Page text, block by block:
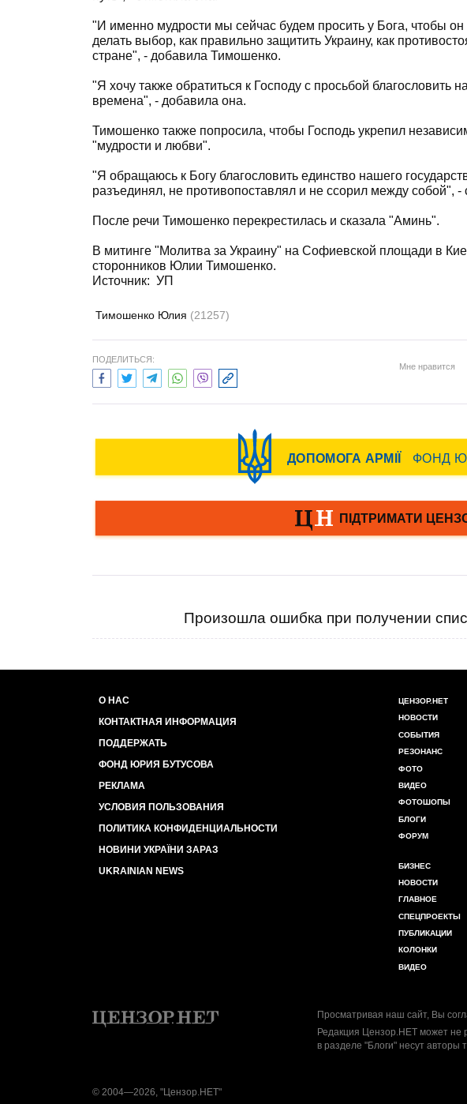
"И именно мудрости мы сейчас будем просить у Бога, чтобы
делать выбор, как правильно защитить Украину, как
стране", - добавила Тимошенко.
"Я хочу также обратиться к Господу с просьбой благословить
времена", - добавила она.
Тимошенко также попросила, чтобы Господь укрепил
"мудрости и любви".
"Я обращаюсь к Богу благословить единство нашего
разъединял, не противопоставлял и не ссорил между собой", -
После речи Тимошенко перекрестилась и сказала "Аминь".
В митинге "Молитва за Украину" на Софиевской площади в
сторонников Юлии Тимошенко.
Источник: УП
Тимошенко Юлия (21257)
ПОДЕЛИТЬСЯ:
Мне нравится
Произошла ошибка при получении
О НАС
КОНТАКТНАЯ ИНФОРМАЦИЯ
ПОДДЕРЖАТЬ
ФОНД ЮРИЯ БУТУСОВА
РЕКЛАМА
УСЛОВИЯ ПОЛЬЗОВАНИЯ
ПОЛИТИКА КОНФИДЕНЦИАЛЬНОСТИ
НОВИНИ УКРАЇНИ ЗАРАЗ
UKRAINIAN NEWS
ЦЕНЗОР.НЕТ
НОВОСТИ
СОБЫТИЯ
РЕЗОНАНС
ФОТО
ВИДЕО
ФОТОШОПЫ
БЛОГИ
ФОРУМ
БИЗНЕС
НОВОСТИ
ГЛАВНОЕ
СПЕЦПРОЕКТЫ
ПУБЛИКАЦИИ
КОЛОНКИ
ВИДЕО
Просматривая наш сайт, Вы
Редакция Цензор.НЕТ может не
в разделе "Блоги" несут авторы
© 2004—2026, "Цензор.НЕТ"